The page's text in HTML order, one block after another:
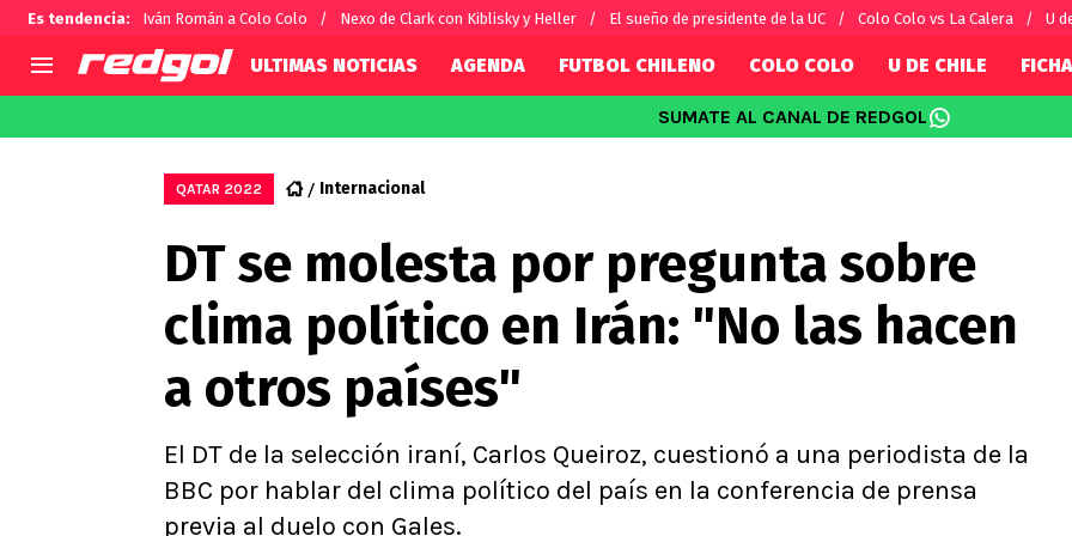
Es tendencia: Iván Román a Colo Colo Nexo de Clark con Kiblisky y Heller El sueño de presidente de la UC Colo Colo vs La Calera U
Selección Chilena
U de Chile
U Católica
Campeonato Nacional
Primera B
Segunda División
Copa Chile
Supercopa Chile
Campeonato Femenino
Alexis Sánchez
Carlos Palacios
Chilenos por el mundo
Fútbol Argentino
Fútbol Brasileño
Conference
Ligue 1
Premier
Serie A
ULTIMAS NOTICIAS AGENDA FUTBOL CHILENO COLO COLO U DE CHILE
SUMATE AL CANAL DE REDGOL
QATAR 2022 Internacional
DT se molesta por pregunta sobre
clima político en Irán: "No las hacen
a otros países"
El DT de la selección iraní, Carlos Queiroz, cuestionó a una periodista de la
BBC por hablar del clima político del país en la conferencia de prensa
previa al duelo con Gales.